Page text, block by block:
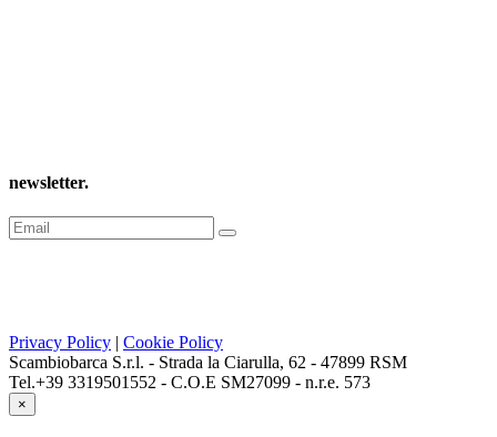
newsletter.
Privacy Policy | Cookie Policy
Scambiobarca S.r.l. - Strada la Ciarulla, 62 - 47899 RSM
Tel.+39 3319501552 - C.O.E SM27099 - n.r.e. 573
×